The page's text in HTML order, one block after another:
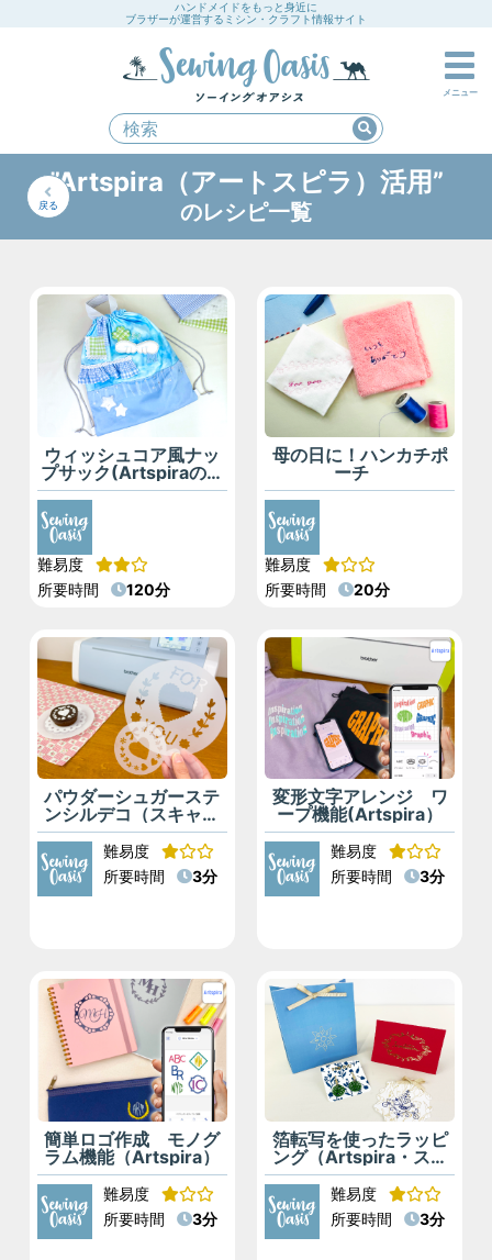
ハンドメイドをもっと身近に
ブラザーが運営するミシン・クラフト情報サイト
メニュー
戻る
”Artspira（アートスピラ）活用”
のレシピ一覧
ウィッシュコア風ナッ
プサック(Artspiraのプ
ロジェクトとは)
難易度
所要時間
120分
母の日に！ハンカチポ
ーチ
難易度
所要時間
20分
パウダーシュガーステ
ンシルデコ（スキャン
カット・Artspira）
難易度
所要時間
3分
変形文字アレンジ ワ
ープ機能(Artspira）
難易度
所要時間
3分
簡単ロゴ作成 モノグ
ラム機能（Artspira）
難易度
所要時間
3分
箔転写を使ったラッピ
ング（Artspira・スキ
ャンカット）
難易度
所要時間
3分